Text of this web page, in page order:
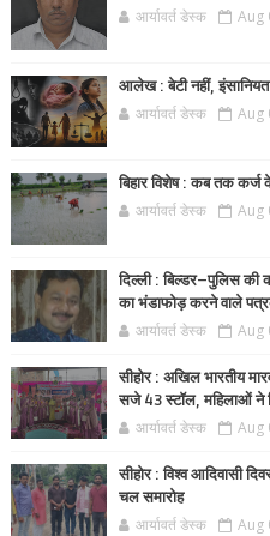
आर्यावर्त डेस्क Aug
आलेख : बेटी नहीं, इंसानियत
आर्यावर्त डेस्क Aug
बिहार विशेष : कब तक कर्ज
आर्यावर्त डेस्क Aug
दिल्ली : बिल्डर–पुलिस
का भंडाफोड़ करने वाले
आर्यावर्त डेस्क Aug
सीहोर : अखिल भारतीय
सजे 43 स्टॉल, महिलाओं ने
आर्यावर्त डेस्क Aug
सीहोर : विश्व आदिवासी
चल समारोह
आर्यावर्त डेस्क Aug